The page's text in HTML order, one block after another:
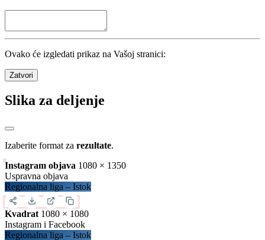
240/240
Nerešeno
Gost
1074
35.8
po utakmici
Detalji
Zatvori
Preuzimanje sadržaja
Iskopirajte ovaj kod u Vašu web stranicu: